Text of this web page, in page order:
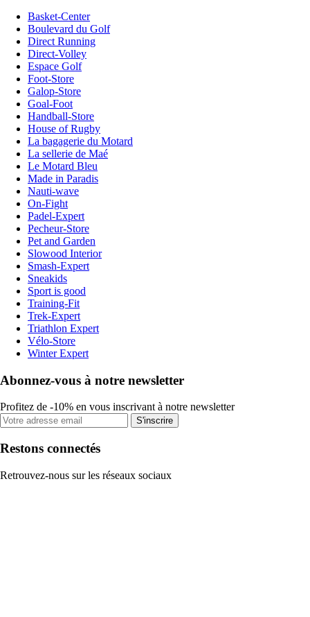
Basket-Center
Boulevard du Golf
Direct Running
Direct-Volley
Espace Golf
Foot-Store
Galop-Store
Goal-Foot
Handball-Store
House of Rugby
La bagagerie du Motard
La sellerie de Maé
Le Motard Bleu
Made in Paradis
Nauti-wave
On-Fight
Padel-Expert
Pecheur-Store
Pet and Garden
Slowood Interior
Smash-Expert
Sneakids
Sport is good
Training-Fit
Trek-Expert
Triathlon Expert
Vélo-Store
Winter Expert
Abonnez-vous à notre newsletter
Profitez de -10% en vous inscrivant à notre newsletter
S'inscrire
Restons connectés
Retrouvez-nous sur les réseaux sociaux